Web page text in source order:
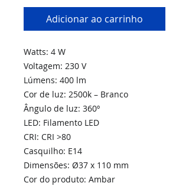
Adicionar ao carrinho
Watts: 4 W
Voltagem: 230 V
Lúmens: 400 lm
Cor de luz: 2500k – Branco
Ângulo de luz: 360º
LED: Filamento LED
CRI: CRI >80
Casquilho: E14
Dimensões: Ø37 x 110 mm
Cor do produto: Ambar